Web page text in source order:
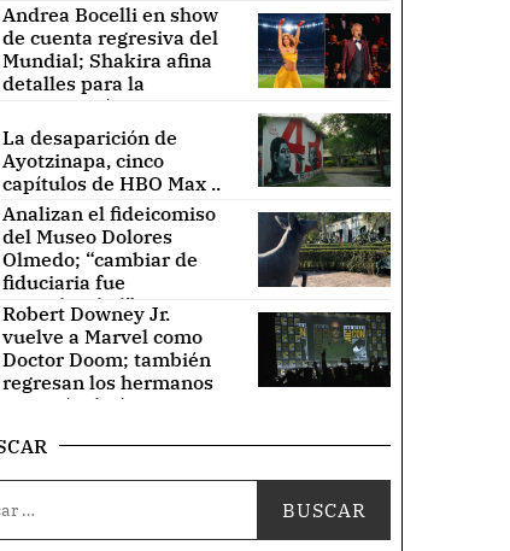
Andrea Bocelli en show
de cuenta regresiva del
Mundial; Shakira afina
detalles para la
inauguración ..
La desaparición de
Ayotzinapa, cinco
capítulos de HBO Max ..
Analizan el fideicomiso
del Museo Dolores
Olmedo; “cambiar de
fiduciaria fue
irregularidad” ..
Robert Downey Jr.
vuelve a Marvel como
Doctor Doom; también
regresan los hermanos
Russo (Video) ..